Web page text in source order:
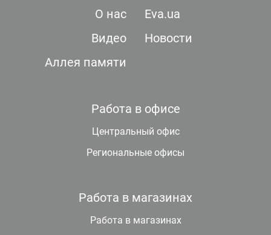
О нас
Eva.ua
Видео
Новости
Аллея памяти
Работа в офисе
Центральный офис
Региональные офисы
Работа в магазинах
Работа в магазинах